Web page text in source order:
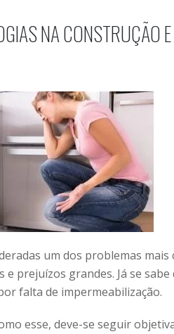
NA CONSTRUÇÃO
um dos problemas
e prejuízos grandes. Já se
falta de impermeabilização.
esse, deve-se seguir